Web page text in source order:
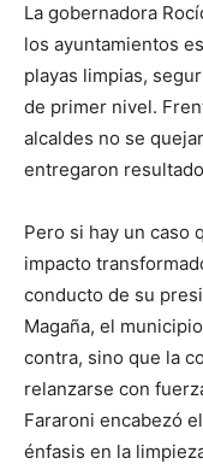
La gobernadora
los ayuntamientos
playas limpias,
de primer nivel.
alcaldes no se
entregaron
Pero si hay un caso
impacto
conducto de su
Magaña, el
contra, sino que la
relanzarse con
Fararoni encabezó
énfasis en la